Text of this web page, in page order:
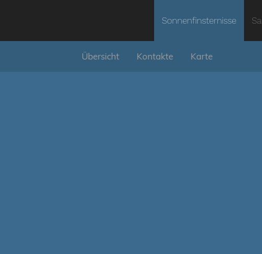
Sonnenfinsternisse
Übersicht Kontakte Karte